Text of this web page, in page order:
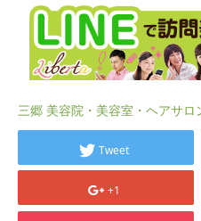
三郷 美容院・美容室・ヘアサロ
Tweet
+1